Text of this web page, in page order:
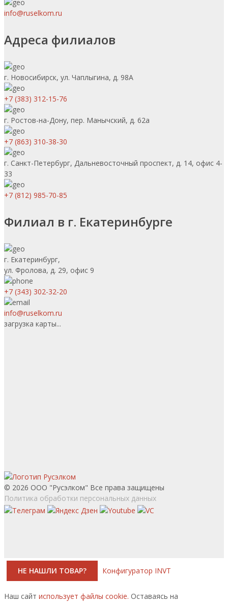
info@ruselkom.ru
Адреса филиалов
г. Новосибирск, ул. Чаплыгина, д. 98А
+7 (383) 312-15-76
г. Ростов-на-Дону, пер. Манычский, д. 62а
+7 (863) 310-38-30
г. Санкт-Петербург, Дальневосточный проспект, д. 14, офис 4-
33
+7 (812) 985-70-85
Филиал в г. Екатеринбурге
г. Екатеринбург,
ул. Фролова, д. 29, офис 9
+7 (343) 302-32-20
info@ruselkom.ru
загрузка карты...
© 2026 ООО "Русэлком" Все права защищены
Политика обработки персональных данных
НЕ НАШЛИ ТОВАР? Конфигуратор INVT
Наш сайт использует файлы cookie. Оставаясь на